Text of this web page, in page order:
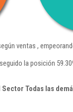
ventas ,
la posición
Sector Todas las